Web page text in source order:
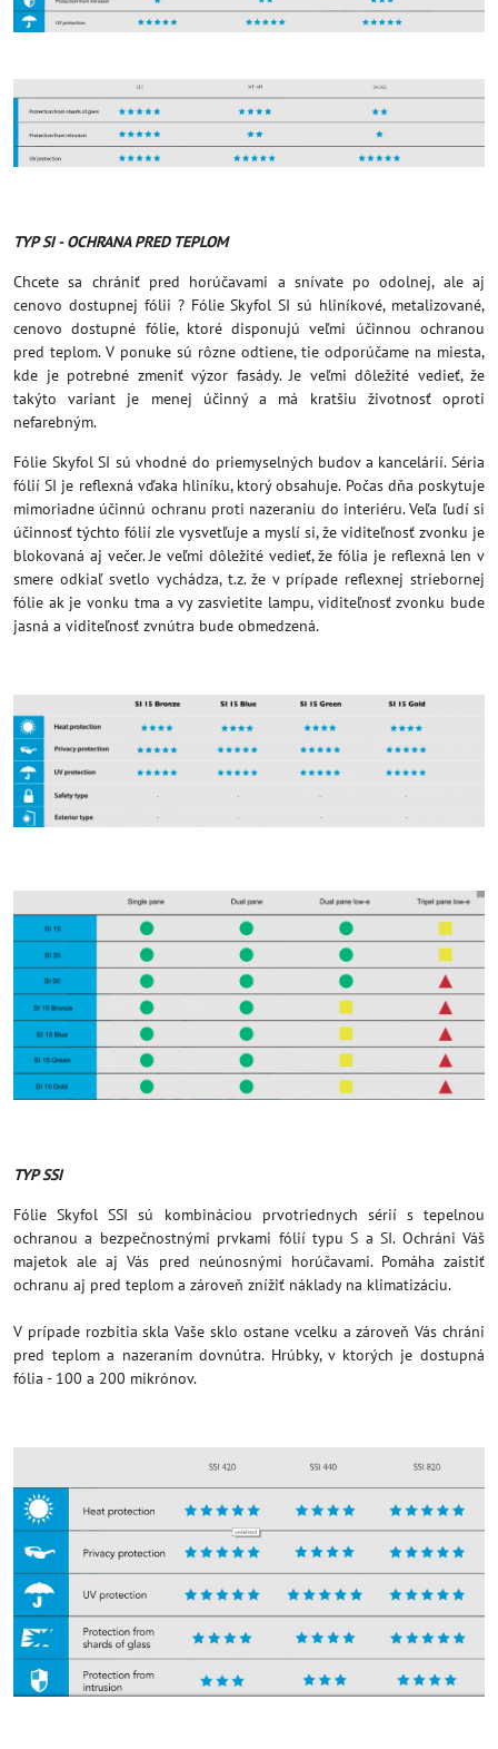
TYP SI - OCHRANA PRED TEPLOM
Chcete sa chrániť pred horúčavami a snívate po odolnej, ale aj
cenovo dostupnej fólii ? Fólie Skyfol SI sú hliníkové, metalizované,
cenovo dostupné fólie, ktoré disponujú veľmi účinnou ochranou
pred teplom. V ponuke sú rôzne odtiene, tie odporúčame na miesta,
kde je potrebné zmeniť výzor fasády. Je veľmi dôležité vedieť, že
takýto variant je menej účinný a má kratšiu životnosť oproti
nefarebným.
Fólie Skyfol SI sú vhodné do priemyselných budov a kancelárií. Séria
fólií SI je reflexná vďaka hliníku, ktorý obsahuje. Počas dňa poskytuje
mimoriadne účinnú ochranu proti nazeraniu do interiéru. Veľa ľudí si
účinnosť týchto fólií zle vysvetľuje a myslí si, že viditeľnosť zvonku je
blokovaná aj večer. Je veľmi dôležité vedieť, že fólia je reflexná len v
smere odkiaľ svetlo vychádza, t.z. že v prípade reflexnej striebornej
fólie ak je vonku tma a vy zasvietite lampu, viditeľnosť zvonku bude
jasná a viditeľnosť zvnútra bude obmedzená.
TYP SSI
Fólie Skyfol SSI sú kombináciou prvotriednych sérií s tepelnou
ochranou a bezpečnostnými prvkami fólií typu S a SI. Ochráni Váš
majetok ale aj Vás pred neúnosnými horúčavami. Pomáha zaistiť
ochranu aj pred teplom a zároveň znížiť náklady na klimatizáciu.
V prípade rozbitia skla Vaše sklo ostane vcelku a zároveň Vás chráni
pred teplom a nazeraním dovnútra. Hrúbky, v ktorých je dostupná
fólia - 100 a 200 mikrónov.